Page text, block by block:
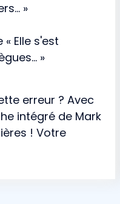
»
Elle s'est
»
erreur ? Avec
intégré de Mark
! Votre